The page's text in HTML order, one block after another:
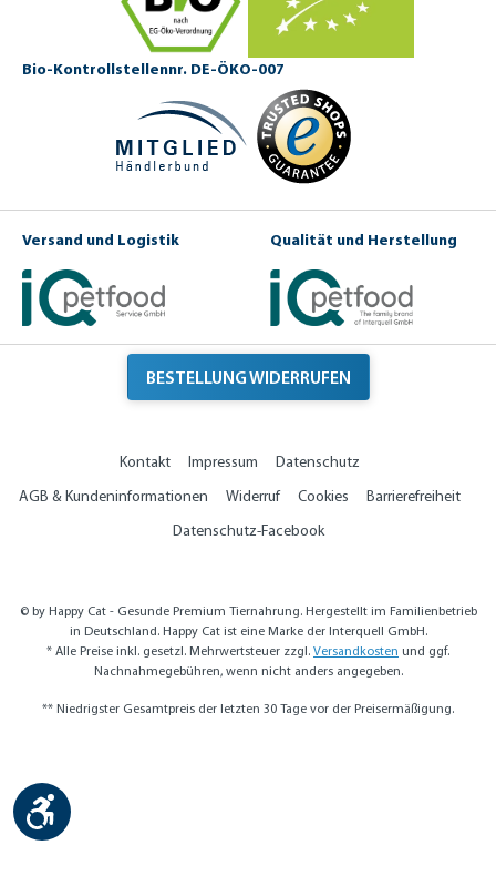
Bio-Kontrollstellennr. DE-ÖKO-007
Versand und Logistik Qualität und Herstellung
BESTELLUNG WIDERRUFEN
Kontakt Impressum
Datenschutz
AGB & Kundeninformationen
Widerruf Cookies
Barrierefreiheit
Datenschutz-Facebook
© by Happy Cat - Gesunde Premium Tiernahrung. Hergestellt im Familienbetrieb
in Deutschland. Happy Cat ist eine Marke der Interquell GmbH.
* Alle Preise inkl. gesetzl. Mehrwertsteuer zzgl. Versandkosten und ggf.
Nachnahmegebühren, wenn nicht anders angegeben.
** Niedrigster Gesamtpreis der letzten 30 Tage vor der Preisermäßigung.
Werkzeugleiste anzeigen